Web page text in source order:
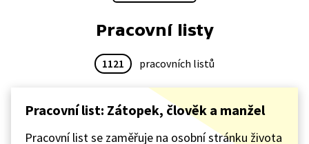
Pracovní listy
1121 pracovních listů
Pracovní list: Zátopek, člověk a manžel
Pracovní list se zaměřuje na osobní stránku života